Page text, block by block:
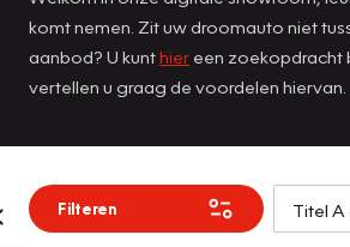
komt nemen. Zit uw droomauto niet
aanbod? U kunthier een zoekopdracht
vertellen u graag de voordelen hiervan.
Filteren